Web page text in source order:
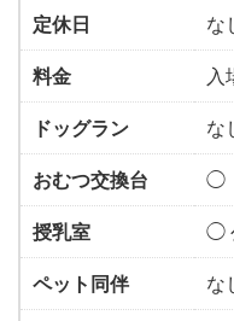
定休日
な
料金
入
ドッグラン
な
おむつ交換台
◯
授乳室
◯
ペット同伴
な